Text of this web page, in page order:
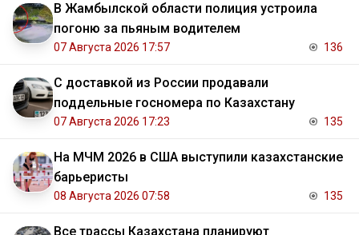
В Жамбылской области полиция устроила
погоню за пьяным водителем
07 Августа 2026 17:57 136
С доставкой из России продавали
поддельные госномера по Казахстану
07 Августа 2026 17:23 135
На МЧМ 2026 в США выступили казахстанские
барьеристы
08 Августа 2026 07:58 135
Все трассы Казахстана планируют